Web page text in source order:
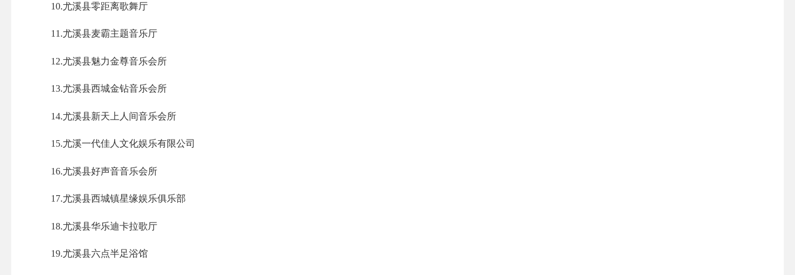
10.尤溪县零距离歌舞厅
11.尤溪县麦霸主题音乐厅
12.尤溪县魅力金尊音乐会所
13.尤溪县西城金钻音乐会所
14.尤溪县新天上人间音乐会所
15.尤溪一代佳人文化娱乐有限公司
16.尤溪县好声音音乐会所
17.尤溪县西城镇星缘娱乐俱乐部
18.尤溪县华乐迪卡拉歌厅
19.尤溪县六点半足浴馆